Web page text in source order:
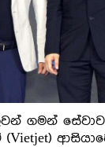
ගමන්
(Vietjet)